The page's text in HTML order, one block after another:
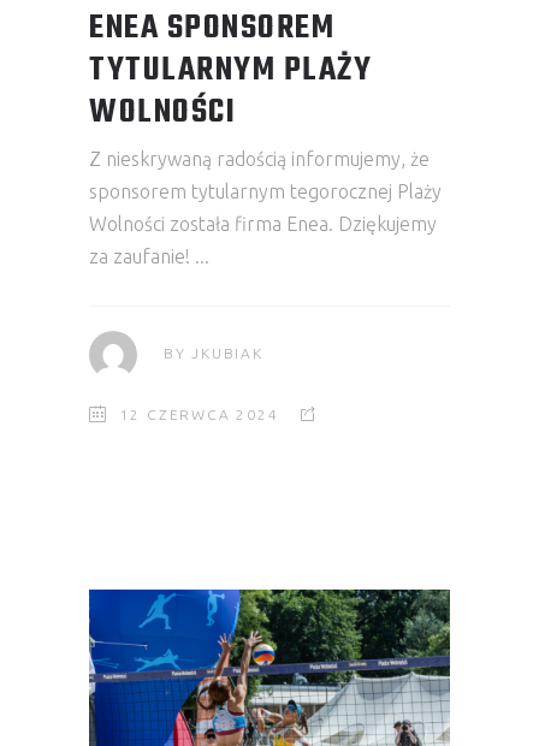
ENEA SPONSOREM
TYTULARNYM PLAŻY
WOLNOŚCI
Z nieskrywaną radością informujemy, że
sponsorem tytularnym tegorocznej Plaży
Wolności została firma Enea. Dziękujemy
za zaufanie!
BY JKUBIAK
12 CZERWCA 2024